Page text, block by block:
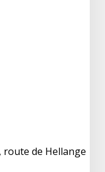
de Hellange